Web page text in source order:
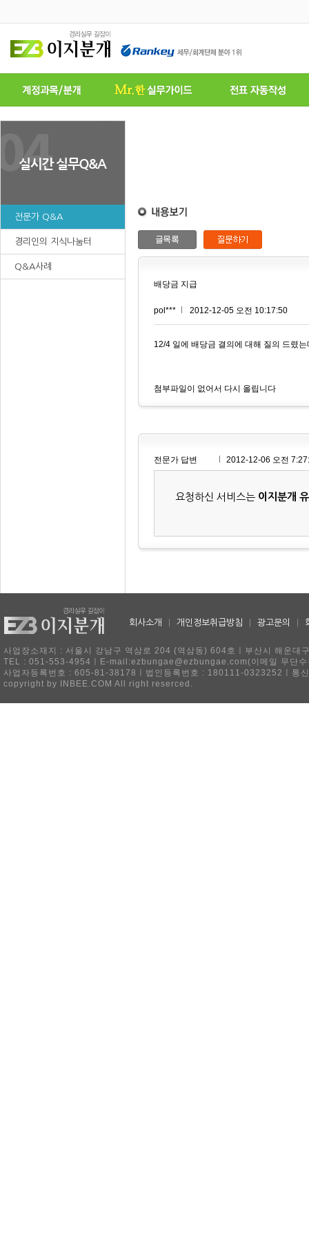
전문가 Q&A
경리인의 지식나눔터
Q&A사례
배당금 지급
pol*** 2012-12-05 오전 10:17:50
12/4 일에 배당금 결의에 대해 질의 드렸는
첨부파일이 없어서 다시 올립니다
전문가 답변 2012-12-06 오전
요청하신 서비스는 이지분개
회사소개 개인정보취급방침 광고문의
사업장소재지 : 서울시 강남구 역삼로 204 (역삼동) 604호ㅣ부산시 해운
TEL : 051-553-4954ㅣE-mail:ezbungae@ezbungae.com(이메일 무단수
사업자등록번호 : 605-81-38178ㅣ법인등록번호 : 180111-0323252ㅣ통
copyright by INBEE.COM All right reserced.